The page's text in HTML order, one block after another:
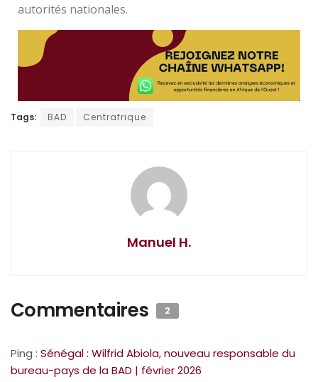
autorités nationales.
Tags: BAD Centrafrique
Manuel H.
Commentaires 2
Ping : Sénégal : Wilfrid Abiola, nouveau responsable du
bureau-pays de la BAD | février 2026